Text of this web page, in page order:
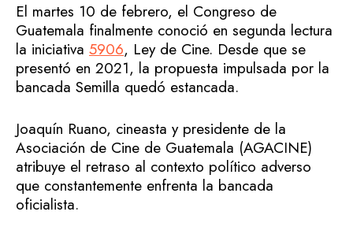
El martes 10 de febrero, el Congreso de
Guatemala finalmente conoció en segunda lectura
la iniciativa 5906, Ley de Cine. Desde que se
presentó en 2021, la propuesta impulsada por la
bancada Semilla quedó estancada.
Joaquín Ruano, cineasta y presidente de la
Asociación de Cine de Guatemala (AGACINE)
atribuye el retraso al contexto político adverso
que constantemente enfrenta la bancada
oficialista.